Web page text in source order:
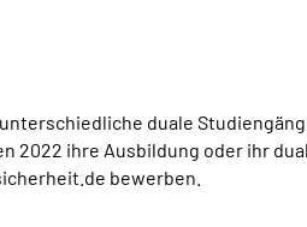
duale
2022 ihre Ausbildung oder ihr
bewerben.